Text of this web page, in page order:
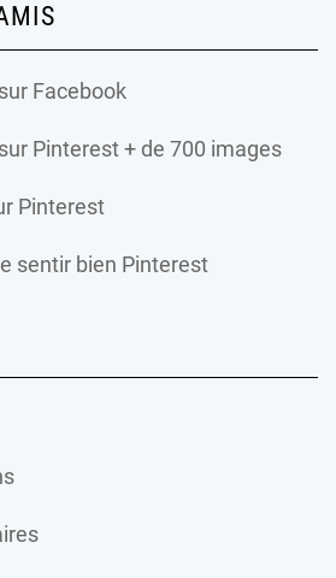
sur Facebook
sur Pinterest + de 700 images
Pinterest
sentir bien Pinterest